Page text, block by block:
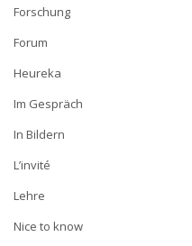
Forschung
Forum
Heureka
Im Gespräch
In Bildern
L’invité
Lehre
Nice to know